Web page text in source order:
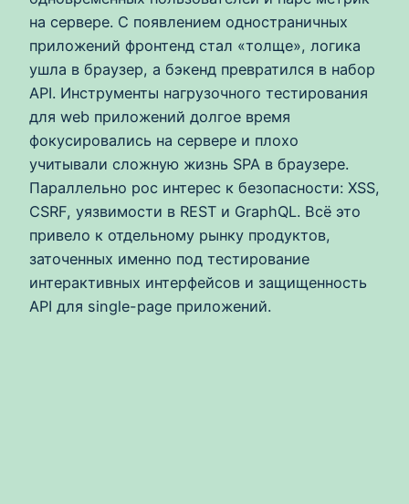
на сервере. С появлением одностраничных
приложений фронтенд стал «толще», логика
ушла в браузер, а бэкенд превратился в набор
API. Инструменты нагрузочного тестирования
для web приложений долгое время
фокусировались на сервере и плохо
учитывали сложную жизнь SPA в браузере.
Параллельно рос интерес к безопасности: XSS,
CSRF, уязвимости в REST и GraphQL. Всё это
привело к отдельному рынку продуктов,
заточенных именно под тестирование
интерактивных интерфейсов и защищенность
API для single-page приложений.